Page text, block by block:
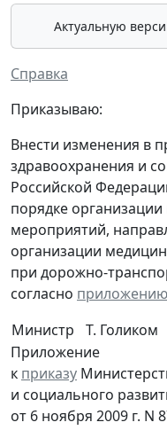
Актуальную
Справка
Приказываю:
Внести изменения в
здравоохранения и
Российской
порядке
мероприятий,
организации
при дорожно-
согласно приложению
Министр
Т. Голиком
Приложение
к приказу
и социального
от 6 ноября 2009 г. N